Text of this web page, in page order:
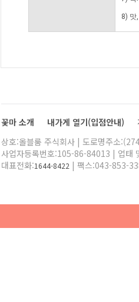
8) 맛
꽃마 소개 내가게 열기(입점안내)
상호:올블룸 주식회사 | 도로명주소
사업자등록번호:105-86-84013 | 업태
대표전화:1644-8422 | 팩스:043-853-